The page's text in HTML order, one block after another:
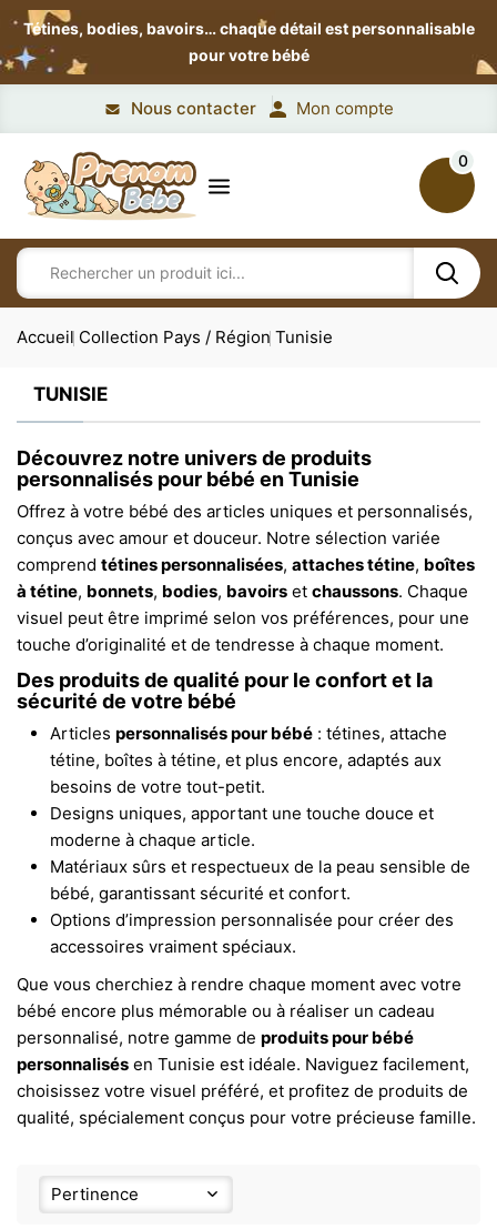
Tétines, bodies, bavoirs…chaque détail est personnalisable
pour votre bébé
Nous contacter Mon compte
0
Accueil Collection Pays / Région Tunisie
TUNISIE
Découvrez notre univers de produits
personnalisés pour bébé en Tunisie
Offrez à votre bébé des articles uniques et personnalisés,
conçus avec amour et douceur. Notre sélection variée
comprend tétines personnalisées, attaches tétine, boîtes
à tétine, bonnets, bodies, bavoirs et chaussons. Chaque
visuel peut être imprimé selon vos préférences, pour une
touche d’originalité et de tendresse à chaque moment.
Des produits de qualité pour le confort et la
sécurité de votre bébé
Articles personnalisés pour bébé : tétines, attache
tétine, boîtes à tétine, et plus encore, adaptés aux
besoins de votre tout-petit.
Designs uniques, apportant une touche douce et
moderne à chaque article.
Matériaux sûrs et respectueux de la peau sensible de
bébé, garantissant sécurité et confort.
Options d’impression personnalisée pour créer des
accessoires vraiment spéciaux.
Que vous cherchiez à rendre chaque moment avec votre
bébé encore plus mémorable ou à réaliser un cadeau
personnalisé, notre gamme de produits pour bébé
personnalisés en Tunisie est idéale. Naviguez facilement,
choisissez votre visuel préféré, et profitez de produits de
qualité, spécialement conçus pour votre précieuse famille.
Pertinence